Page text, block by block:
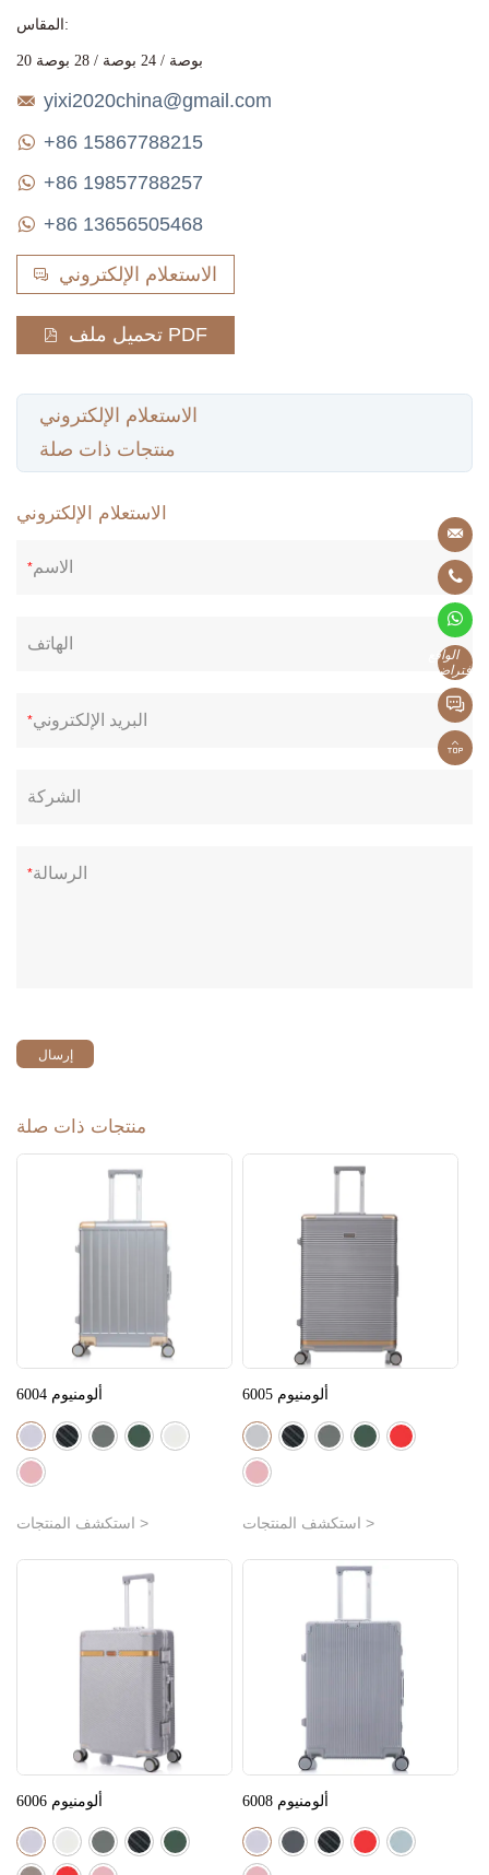
المقاس:
20 بوصة / 24 بوصة / 28 بوصة
yixi2020china@gmail.com
+86 15867788215
+86 19857788257
+86 13656505468
الاستعلام الإلكتروني
تحميل ملف PDF
الاستعلام الإلكتروني
منتجات ذات صلة
الاستعلام الإلكتروني
*الاسم
الهاتف
*البريد الإلكتروني
الشركة
*الرسالة
إرسال
منتجات ذات صلة
ألومنيوم 6004
استكشف المنتجات >
ألومنيوم 6005
استكشف المنتجات >
ألومنيوم 6006 ألومنيوم 6008
الواقع
الافتراضي